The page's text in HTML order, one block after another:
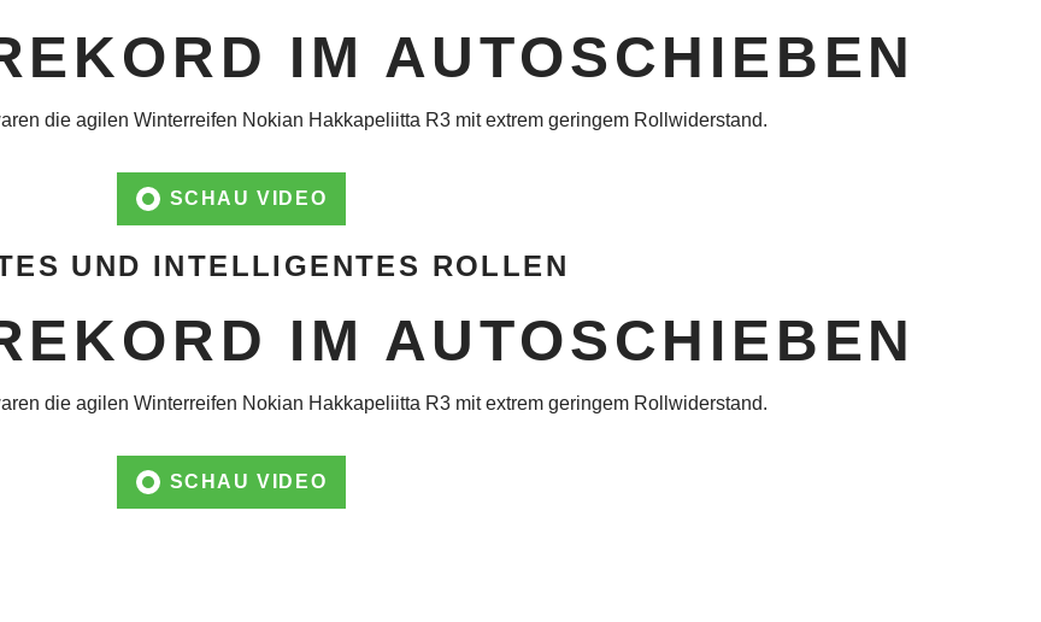
IM AUTOSCHIEBEN
die agilen Winterreifen Nokian Hakkapeliitta R3 mit extrem geringem Rollwiderstand.
SCHAU VIDEO
UND INTELLIGENTES ROLLEN
IM AUTOSCHIEBEN
die agilen Winterreifen Nokian Hakkapeliitta R3 mit extrem geringem Rollwiderstand.
SCHAU VIDEO